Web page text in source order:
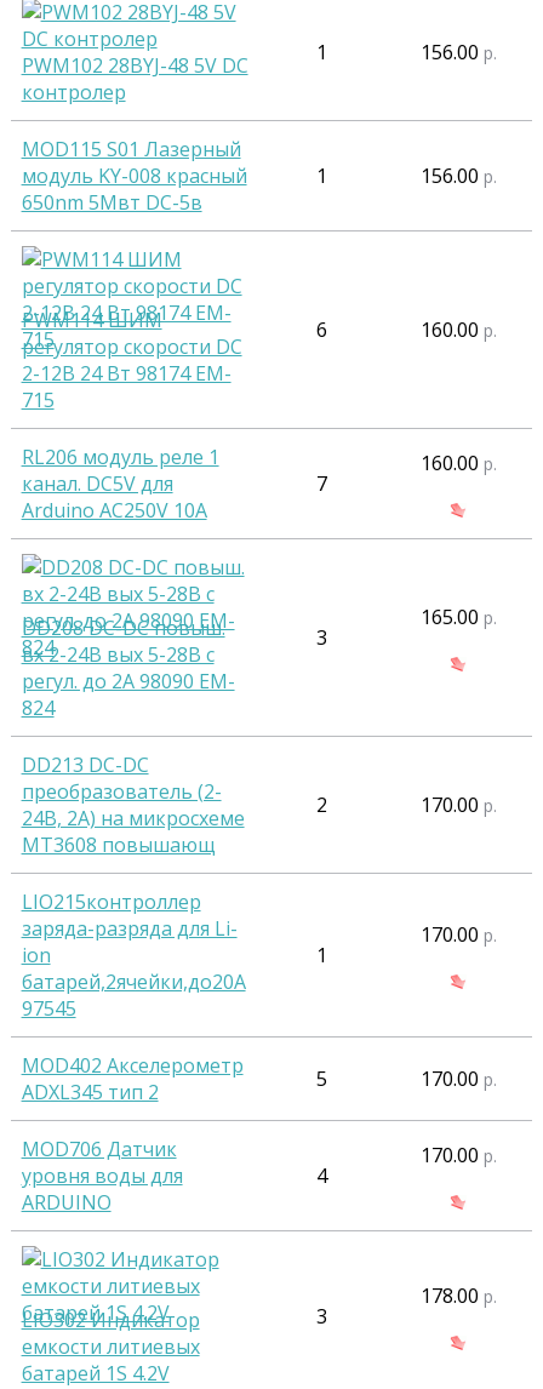
PWM102 28BYJ-48 5V DC
контролер
1 156.00 р.
MOD115 S01 Лазерный
модуль KY-008 красный
650nm 5Mвт DC-5в
1 156.00 р.
PWM114 ШИМ
регулятор скорости DC
2-12В 24 Вт 98174 EM-
715
6 160.00 р.
RL206 модуль реле 1
канал. DC5V для
Arduino AC250V 10A
7
160.00 р.
DD208 DC-DC повыш.
вх 2-24В вых 5-28В с
регул. до 2А 98090 EM-
824
3
165.00 р.
DD213 DC-DC
преобразователь (2-
24В, 2А) на микросхеме
MT3608 повышающ
2 170.00 р.
LIO215контроллер
заряда-разряда для Li-
ion
батарей,2ячейки,до20А
97545
1
170.00 р.
MOD402 Акселерометр
ADXL345 тип 2
5 170.00 р.
MOD706 Датчик
уровня воды для
ARDUINO
4
170.00 р.
LIO302 Индикатор
емкости литиевых
батарей 1S 4.2V
3
178.00 р.